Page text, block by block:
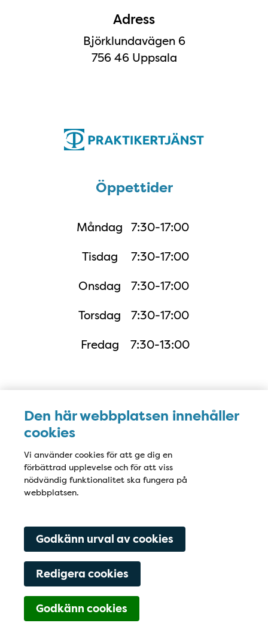
Den här webbplatsen innehåller
cookies
Vi använder cookies för att ge dig en
förbättrad upplevelse och för att viss
nödvändig funktionalitet ska fungera på
webbplatsen.
Godkänn urval av cookies
Redigera cookies
Godkänn cookies
Adress
Björklundavägen 6
756 46 Uppsala
Öppettider
Måndag 7:30-17:00
Tisdag
7:30-17:00
Onsdag
7:30-17:00
Torsdag
7:30-17:00
Fredag
7:30-13:00
Karta